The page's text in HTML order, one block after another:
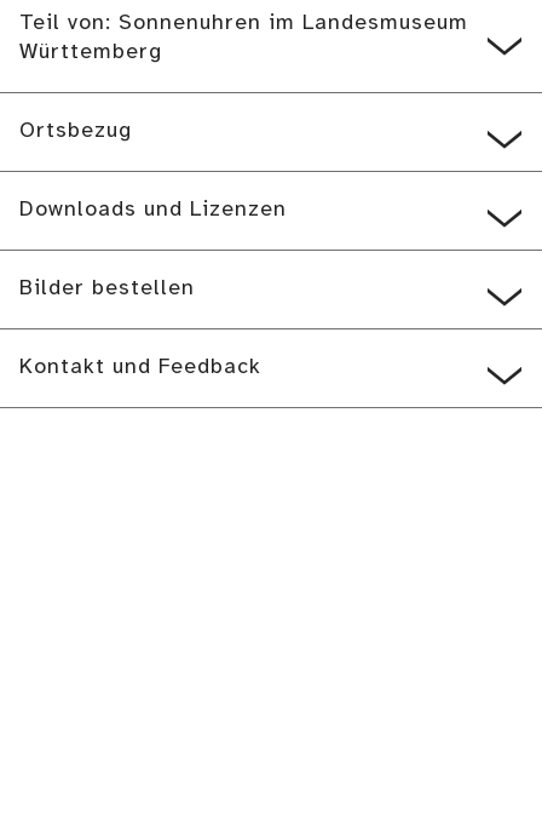
Teil von: Sonnenuhren im Landesmuseum
Württemberg
Ortsbezug
Downloads und Lizenzen
Bilder bestellen
Kontakt und Feedback